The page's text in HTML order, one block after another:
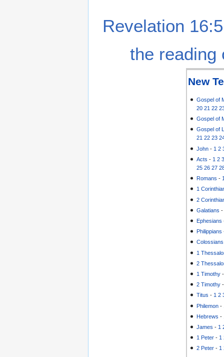
Revelation
the reading
New
Gospel of
20 21 22
Gospel of
Gospel of
21 22 23
John - 1 2
Acts - 1 2
25 26 27
Romans -
1
2
Galatians
Ephesians
Philippians
Colossians
1
2
1 Timothy
2 Timothy
Titus - 1 2
Philemon -
Hebrews -
James - 1
1 Peter - 1
2 Peter - 1